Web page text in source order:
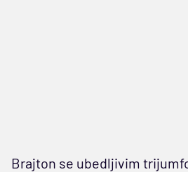
Brajton se ubedljivim